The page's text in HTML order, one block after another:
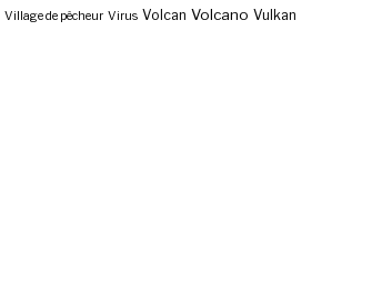
Village de pêcheur Virus Volcan Volcano Vulkan